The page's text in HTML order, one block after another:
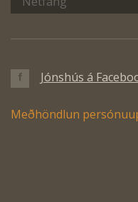
Jónshús á
Meðhöndlun